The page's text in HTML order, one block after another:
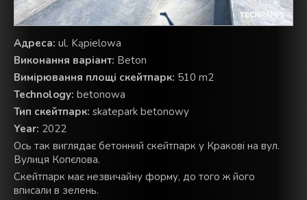
Aдреса: ul. Kąpielowa
Виконання варіант: Beton
Вимірювання площі скейтпарк: 510 m2
Technology: betonowa
Тип скейтпарк: skatepark betonowy
Year: 2022
Ось так виглядає бетонний скейтпарк у Кракові на вул.
Вулиця Копєлова.
Скейтпарк має незвичайну форму, до того ж його
вписали в зелень.